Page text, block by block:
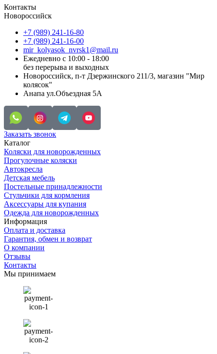
Контакты
Новороссийск
+7 (989) 241-16-80
+7 (989) 241-16-00
mir_kolyasok_nvrsk1@mail.ru
Ежедневно с 10:00 - 18:00
без перерыва и выходных
Новороссийск, п-т Дзержинского 211/3, магазин "Мир
колясок"
Анапа ул.Объездная 5А
Заказать звонок
Каталог
Коляски для новорожденных
Прогулочные коляски
Автокресла
Детская мебель
Постельные принадлежности
Стульчики для кормления
Аксессуары для купания
Одежда для новорожденных
Информация
Оплата и доставка
Гарантия, обмен и возврат
О компании
Отзывы
Контакты
Мы принимаем